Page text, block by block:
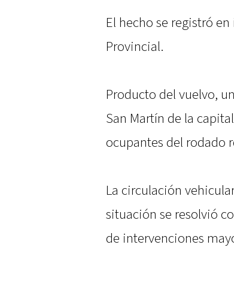
El hecho se registró
Provincial.
Producto del vuelvo,
San Martín de la
ocupantes del rodado
La circulación
situación se resolvió
de intervenciones